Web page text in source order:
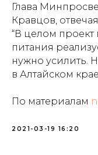
Глава
Кравцов,
“В целом
питания
нужно усилить.
в Алтайском
По материалам
2021-03-19 16:20